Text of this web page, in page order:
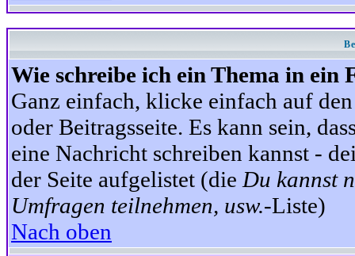
Wie schreibe ich ein Thema in ein
Ganz einfach, klicke einfach auf
oder Beitragsseite. Es kann sein,
eine Nachricht schreiben kannst -
der Seite aufgelistet (die Du kannst
Umfragen teilnehmen, usw.-Liste)
Nach oben